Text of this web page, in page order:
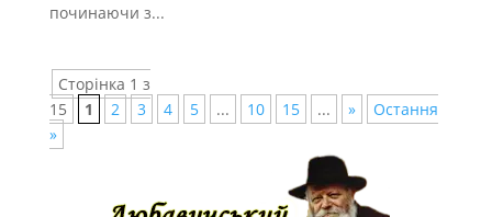
починаючи з...
Сторінка 1 з
15
1 2 3 4 5 ... 10 15 ... »
Остання
»